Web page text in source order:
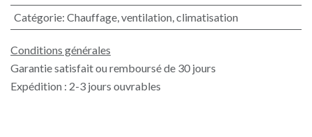
Catégorie: Chauffage, ventilation, climatisation
Conditions générales
Garantie satisfait ou remboursé de 30 jours
Expédition : 2-3 jours ouvrables